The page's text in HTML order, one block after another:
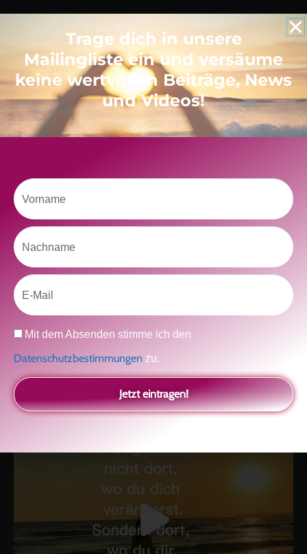
Like uns auf Facebook
Selbstliebe, Aussöhnung mit der Kindheit, Potenzial entfalten,
Kolitscher
Sisterlove
Trage dich in unsere
Mailingliste ein und versäume
keine wertvollen Beiträge, News
und Videos!
Vorname
Nachname
Email
Datenschutz
Mit dem Absenden stimme ich den
Datenschutzbestimmungen zu.
Jetzt eintragen!